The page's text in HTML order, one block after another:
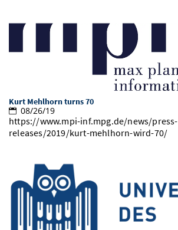
Kurt Mehlhorn turns 70
08/26/19
https://www.mpi-inf.mpg.de/news/press-
releases/2019/kurt-mehlhorn-wird-70/